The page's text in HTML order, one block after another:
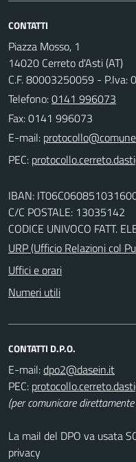
CONTATTI
Piazza Mosso, 1
14020 Cerreto d'Asti (AT)
C.F. 80003250059 - P.Iva:
Telefono:0141 996073
Fax: 0141 996073
E-mail:
PEC:
IBAN:
C/C POSTALE: 13035142
CODICE UNIVOCO FATT.
URP (Ufficio Relazioni col
Uffici e orari
Numeri utili
CONTATTI D.P.O.
E-mail:
PEC:
(per comunicare
La mail del DPO va usata
privacy